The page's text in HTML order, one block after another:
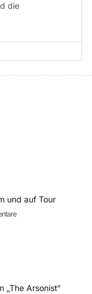
die
und auf Tour
„The Arsonist“